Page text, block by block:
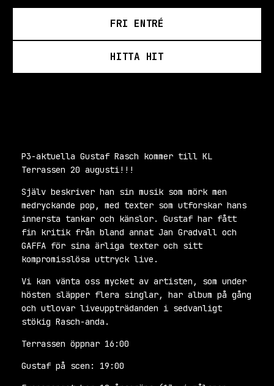
FRI ENTRÉ
HITTA HIT
P3-aktuella Gustaf Rasch kommer till KL
Terrassen 20 augusti!!!
Själv beskriver han sin musik som mörk men
medryckande pop, med texter som utforskar hans
innersta tankar och känslor. Gustaf har fått
fin kritik från bland annat Jan Gradvall och
GAFFA för sina ärliga texter och sitt
kompromisslösa uttryck live.
Vi kan vänta oss mycket av artisten, som under
hösten släpper flera singlar, har album på gång
och utlovar liveuppträdanden i sedvanligt
stökig Rasch-anda.
Terrassen öppnar 16:00
Gustaf på scen: 19:00